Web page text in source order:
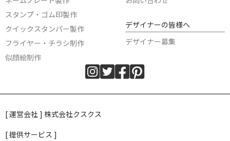
スタンプ・ゴム印製作
クイックスタンパー製作
フライヤー・チラシ制作
似顔絵制作
デザイナーの皆様へ
デザイナー募集
[ 運営会社 ] 株式会社クスクス
[ 提供サービス ]